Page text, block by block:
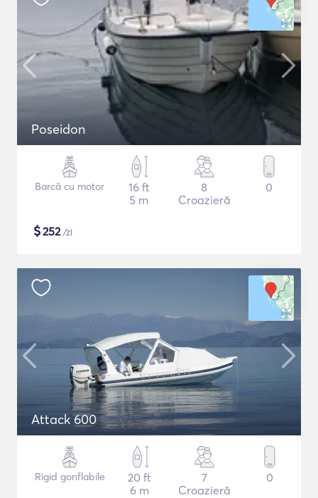
Poseidon
Barcă cu motor
16 ft
5 m
8
Croazieră
0
$252/zi
Attack 600
Rigid gonflabile
20 ft
6 m
7
Croazieră
0